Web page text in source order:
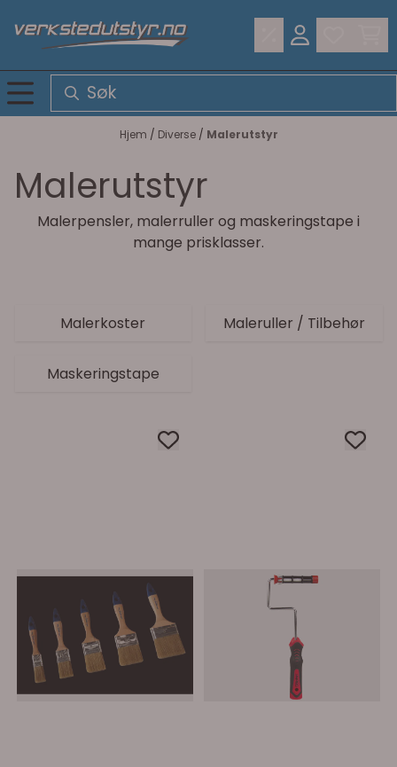
Hopp til innhold
Hjem / Diverse / Malerutstyr
Malerutstyr
Malerpensler, malerruller og maskeringstape i
mange prisklasser.
Malerkoster Maleruller / Tilbehør
Maskeringstape